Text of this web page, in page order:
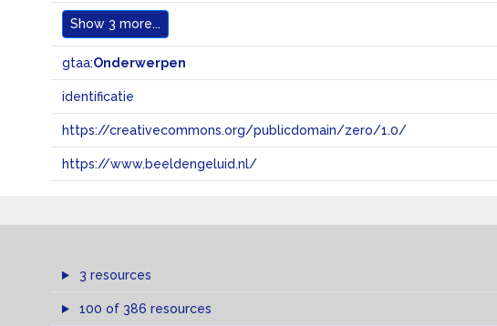
Show 3 more...
gtaa:Onderwerpen
identificatie
https://creativecommons.org/publicdomain/zero/1.0/
https://www.beeldengeluid.nl/
3 resources
100 of 386 resources